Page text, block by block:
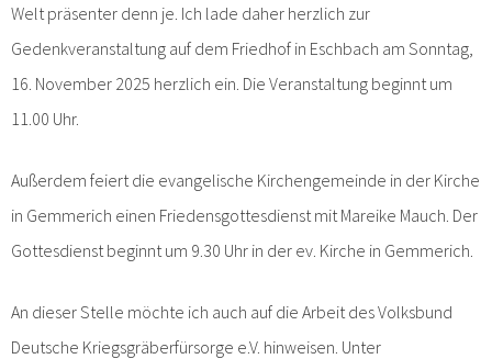
Welt präsenter denn je. Ich lade daher herzlich zur
Gedenkveranstaltung auf dem Friedhof in Eschbach am Sonntag,
16. November 2025 herzlich ein. Die Veranstaltung beginnt um
11.00 Uhr.
Außerdem feiert die evangelische Kirchengemeinde in der Kirche
in Gemmerich einen Friedensgottesdienst mit Mareike Mauch. Der
Gottesdienst beginnt um 9.30 Uhr in der ev. Kirche in Gemmerich.
An dieser Stelle möchte ich auch auf die Arbeit des Volksbund
Deutsche Kriegsgräberfürsorge e.V. hinweisen. Unter